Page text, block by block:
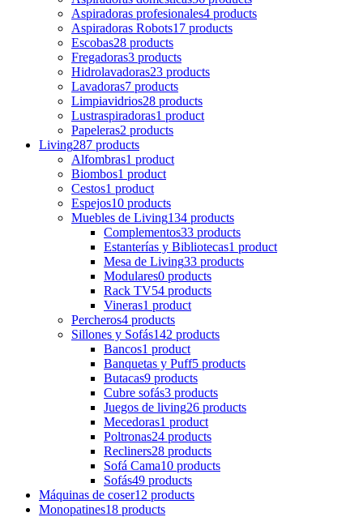
Aspiradoras profesionales4 products
Aspiradoras Robots17 products
Escobas28 products
Fregadoras3 products
Hidrolavadoras23 products
Lavadoras7 products
Limpiavidrios28 products
Lustraspiradoras1 product
Papeleras2 products
Living287 products
Alfombras1 product
Biombos1 product
Cestos1 product
Espejos10 products
Muebles de Living134 products
Complementos33 products
Estanterías y Bibliotecas1 product
Mesa de Living33 products
Modulares0 products
Rack TV54 products
Vineras1 product
Percheros4 products
Sillones y Sofás142 products
Bancos1 product
Banquetas y Puff5 products
Butacas9 products
Cubre sofás3 products
Juegos de living26 products
Mecedoras1 product
Poltronas24 products
Recliners28 products
Sofá Cama10 products
Sofás49 products
Máquinas de coser12 products
Monopatines18 products